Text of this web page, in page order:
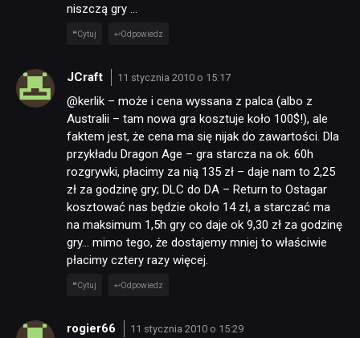
niszczą gry …
Cytuj Odpowiedz
JCraft 11 stycznia 2010 o 15:17
@kerlik – może i cena wyssana z palca (albo z
Australii – tam nowa gra kosztuje koło 100$!), ale
faktem jest, że cena ma się nijak do zawartości. Dla
przykładu Dragon Age – gra starcza na ok. 60h
rozgrywki, płacimy za nią 135 zł – daje nam to 2,25
zł za godzinę gry; DLC do DA – Return to Ostagar
kosztować nas będzie około 14 zł, a starczać ma
na maksimum 1,5h gry co daje ok 9,30 zł za godzinę
gry… mimo tego, że dostajemy mniej to właściwie
płacimy cztery razy więcej.
Cytuj Odpowiedz
rogier66 11 stycznia 2010 o 15:29